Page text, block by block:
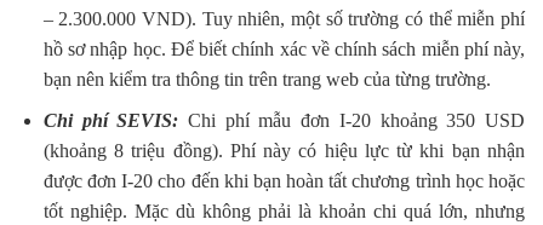
– 2.300.000 VND). Tuy nhiên, một số trường có thể miễn phí
hồ sơ nhập học. Để biết chính xác về chính sách miễn phí này,
bạn nên kiểm tra thông tin trên trang web của từng trường.
Chi phí SEVIS: Chi phí mẫu đơn I-20 khoảng 350 USD
(khoảng 8 triệu đồng). Phí này có hiệu lực từ khi bạn nhận
được đơn I-20 cho đến khi bạn hoàn tất chương trình học hoặc
tốt nghiệp. Mặc dù không phải là khoản chi quá lớn, nhưng